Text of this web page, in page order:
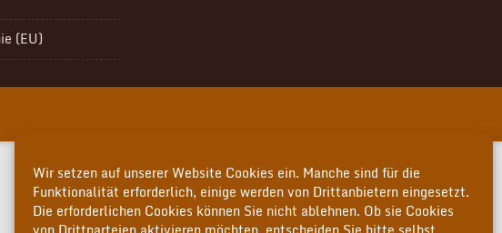
Wir setzen auf unserer Website Cookies ein. Manche sind für die
Funktionalität erforderlich, einige werden von Drittanbietern eingesetzt.
Die erforderlichen Cookies können Sie nicht ablehnen. Ob sie Cookies
(EU)